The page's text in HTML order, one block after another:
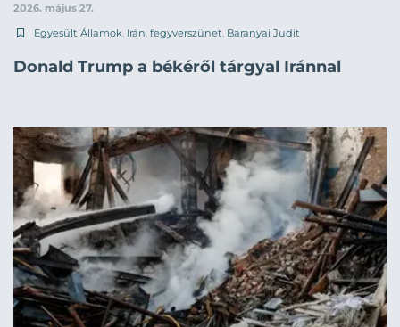
2026. május 27.
Egyesült Államok Irán fegyverszünet Baranyai Judit
Donald Trump a békéről tárgyal Iránnal